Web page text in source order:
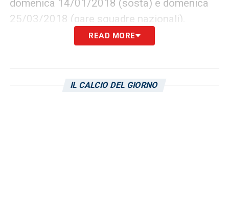
domenica 14/01/2018 (sosta) e domenica
25/03/2018 (gare squadre nazionali).
Ultima giornata: domenica 20/05/2018
READ MORE
IL CALCIO DEL GIORNO